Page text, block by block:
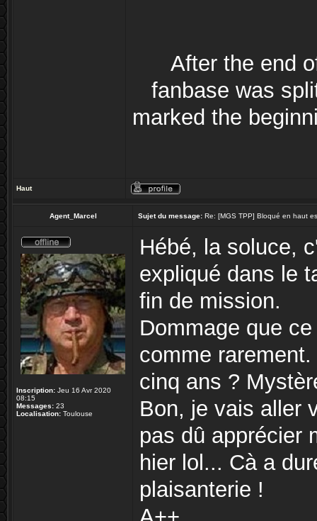
After the end
fanbase was
marked the
Haut
Agent_Marcel Sujet du message: Re: [MGS TPP] Bloqué en haut
Inscription: Jeu 16 Avr 2020
08:15
Messages: 23
Localisation: Toulouse
Hébé, la soluce,
expliqué dans le
fin de mission.
Dommage que
comme
cinq ans ?
Bon, je vais aller
pas dû apprécier
hier lol... Cà a
plaisanterie !
A++